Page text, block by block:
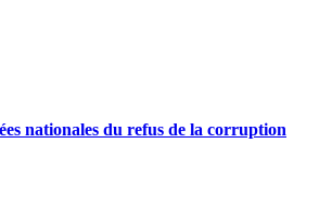
nationales du refus de la corruption